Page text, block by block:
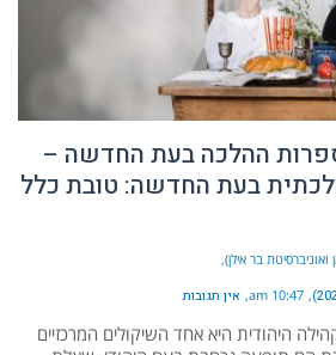
ההלכה בעת החדשה –
בעת החדשה: טובת כלל
בר אילן)
10:47 am אין תגובות
היהודית היא אחד השיקולים המרכזיים